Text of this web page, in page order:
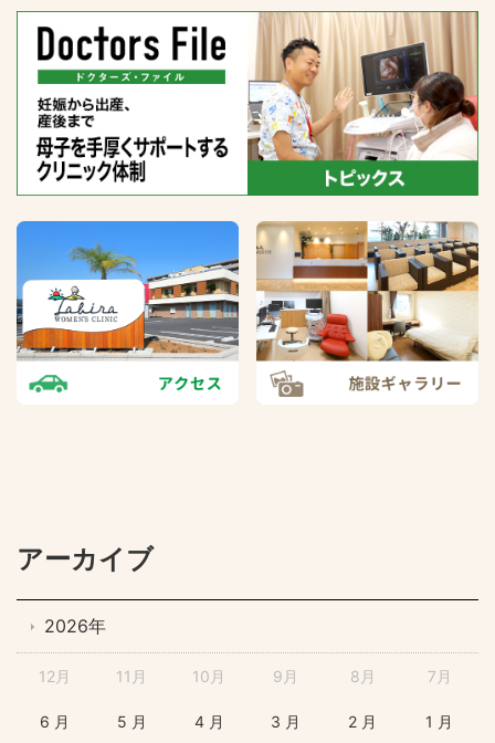
アーカイブ
2026年
12月 11月 10月 9月 8月 7月
6 月 5 月 4 月 3 月 2 月 1 月